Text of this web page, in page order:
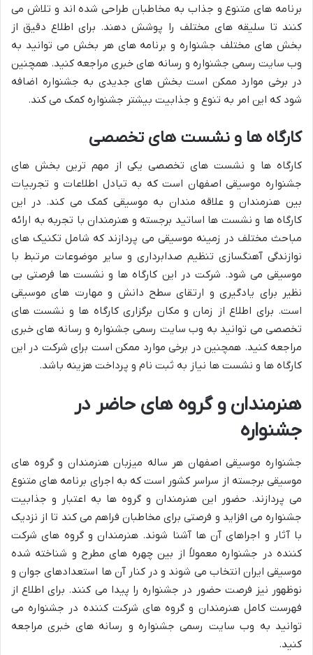
برنامه های متنوع و جذاب به مخاطبان طراحی شده اند و تلاش می
کنند تا سلیقه های مختلف را پوشش دهند. برای اطلاع دقیق از
بخش های مختلف جشنواره و برنامه های هر بخش می توانید به
وب سایت رسمی جشنواره و رسانه های خبری مراجعه کنید. همچنین
در برخی موارد ممکن است بخش های جدیدی به جشنواره اضافه
شود که این امر به تنوع و جذابیت بیشتر جشنواره کمک می کند.
کارگاه ها و نشست های تخصصی
کارگاه ها و نشست های تخصصی یکی از مهم ترین بخش های
جشنواره موسیقی اصفهان است که به تبادل اطلاعات و تجربیات
بین هنرمندان و علاقه مندان به موسیقی کمک می کند. در این
کارگاه ها و نشست ها اساتید برجسته و هنرمندان با تجربه به ارائه
مباحث مختلف در زمینه موسیقی می پردازند که شامل تکنیک های
نوازندگی آهنگسازی تنظیم صدابرداری و سایر موضوعات مرتبط با
موسیقی می شود. شرکت در این کارگاه ها و نشست ها فرصتی بی
نظیر برای یادگیری و ارتقای سطح دانش و مهارت های موسیقی
است. برای اطلاع از زمان و مکان برگزاری کارگاه ها و نشست های
تخصصی می توانید به وب سایت رسمی جشنواره و رسانه های خبری
مراجعه کنید. همچنین در برخی موارد ممکن است برای شرکت در این
کارگاه ها و نشست ها نیاز به ثبت نام و پرداخت هزینه باشد.
هنرمندان و گروه های حاضر در
جشنواره
جشنواره موسیقی اصفهان هر ساله میزبان هنرمندان و گروه های
موسیقی برجسته از سراسر کشور است که به اجرای برنامه های متنوع
می پردازند. حضور این هنرمندان و گروه ها به اعتبار و جذابیت
جشنواره می افزاید و فرصتی برای مخاطبان فراهم می کند تا از نزدیک
با آثار و اجراهای آن ها آشنا شوند. هنرمندان و گروه های شرکت
کننده در جشنواره معمولاً از بین چهره های مطرح و شناخته شده
موسیقی ایران انتخاب می شوند و در کنار آن ها استعدادهای جوان و
نوظهور نیز فرصت حضور در جشنواره را پیدا می کنند. برای اطلاع از
فهرست کامل هنرمندان و گروه های شرکت کننده در جشنواره می
توانید به وب سایت رسمی جشنواره و رسانه های خبری مراجعه
کنید.